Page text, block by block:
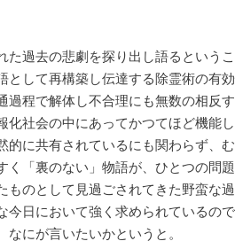
過去の悲劇を探り出し語るというこ
として再構築し伝達する除霊術の有
過程で解体し不合理にも無数の相反
化社会の中にあってかつてほど機能
的に共有されているにも関わらず、
く「裏のない」物語が、ひとつの問
ものとして見過ごされてきた野蛮な
今日において強く求められているの
にが言いたいかというと。